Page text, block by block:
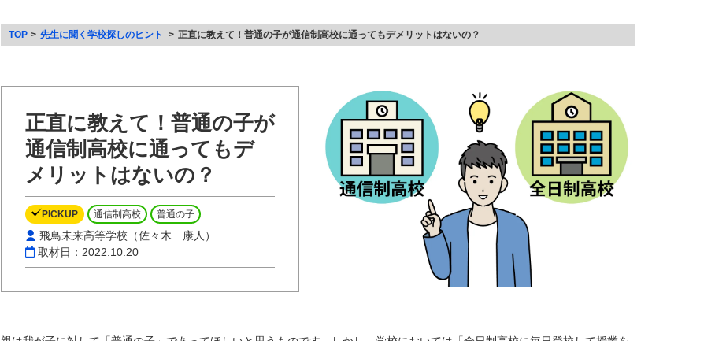
TOP 先生に聞く学校探しのヒント 正直に教えて！普通の子が通信制高校に通ってもデメリットはないの？
正直に教えて！普通の子が
通信制高校に通ってもデ
メリットはないの？
PICKUP 通信制高校 普通の子
飛鳥未来高等学校（佐々木 康人）
取材日：2022.10.20